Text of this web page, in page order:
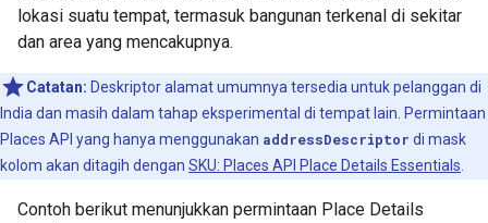
lokasi suatu tempat, termasuk bangunan terkenal di sekitar
dan area yang mencakupnya.
Catatan: Deskriptor alamat umumnya tersedia untuk pelanggan di
India dan masih dalam tahap eksperimental di tempat lain. Permintaan
Places API yang hanya menggunakan addressDescriptor di mask
kolom akan ditagih dengan SKU: Places API Place Details Essentials
Contoh berikut menunjukkan permintaan Place Details